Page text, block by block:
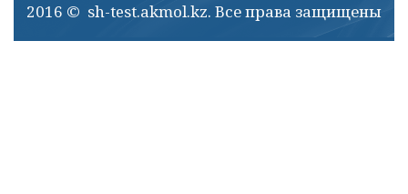
2016 © sh-test.akmol.kz. Все права защищены